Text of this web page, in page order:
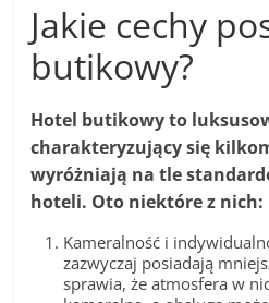
Jakie cechy
butikowy?
Hotel butikowy to
charakteryzujący się
wyróżniają na tle
hoteli. Oto niektóre z nich:
Kameralność i
zazwyczaj posiadają
sprawia, że atmosfera w